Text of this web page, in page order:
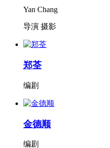
Yan Chang
导演 摄影
郑荃
编剧
金德顺
编剧